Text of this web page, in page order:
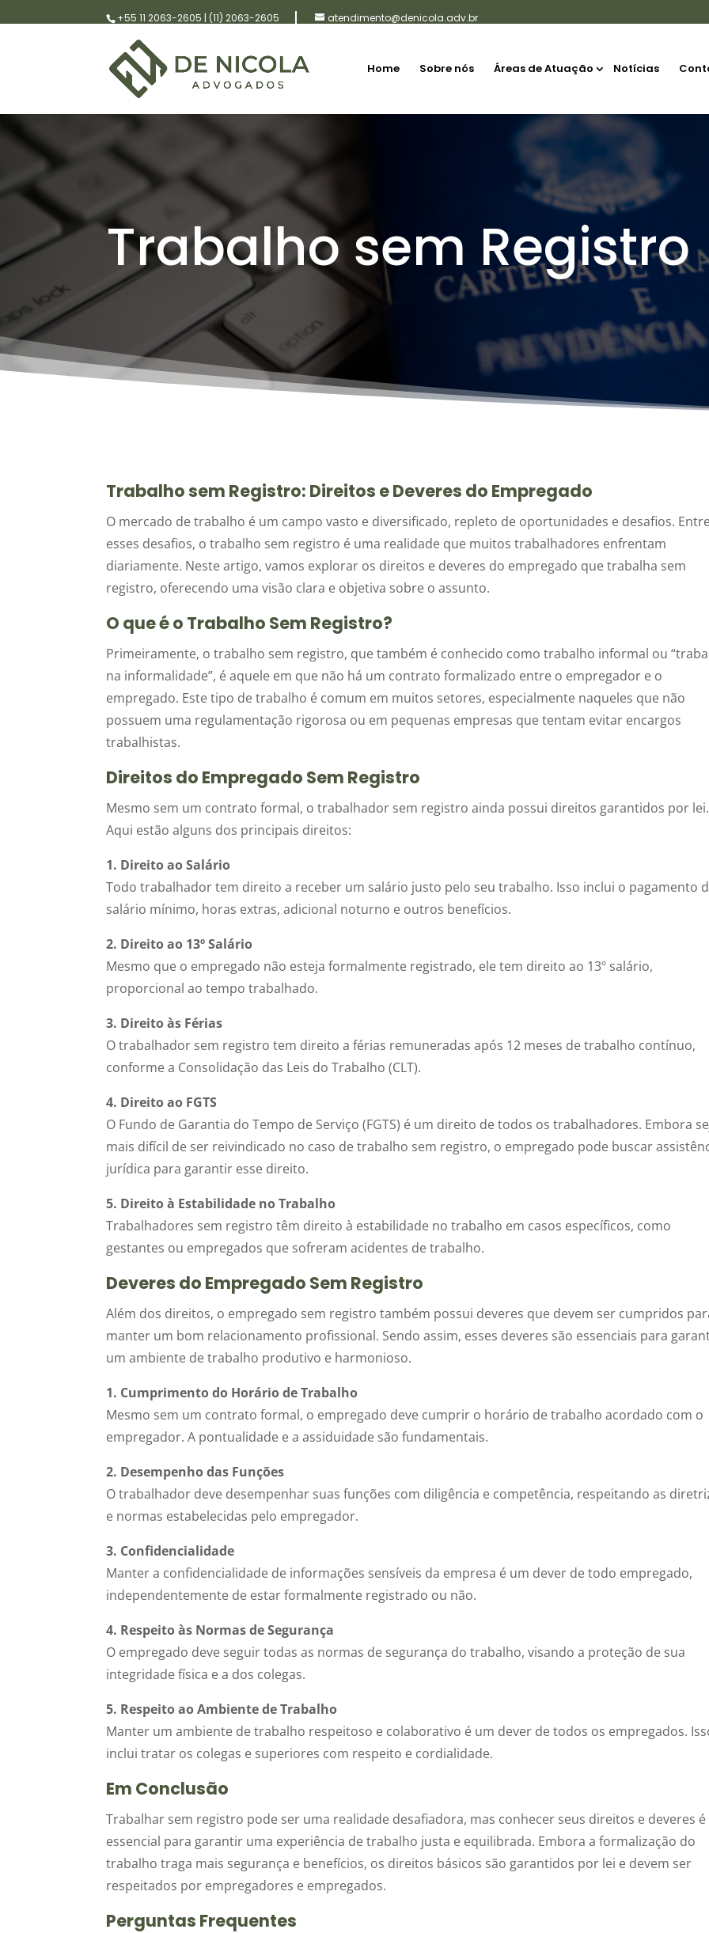
+55 11 2063-2605 | (11) 2063-2605 atendimento@denicola.adv.br
Home Sobre nós Áreas de Atuação Notícias
Trabalho sem Registro
Trabalho sem Registro: Direitos e Deveres do Empregado
O mercado de trabalho é um campo vasto e diversificado, repleto de oportunidades e desafios.
esses desafios, o trabalho sem registro é uma realidade que muitos trabalhadores enfrentam
diariamente. Neste artigo, vamos explorar os direitos e deveres do empregado que trabalha sem
registro, oferecendo uma visão clara e objetiva sobre o assunto.
O que é o Trabalho Sem Registro?
Primeiramente, o trabalho sem registro, que também é conhecido como trabalho informal ou
na informalidade”, é aquele em que não há um contrato formalizado entre o empregador e o
empregado. Este tipo de trabalho é comum em muitos setores, especialmente naqueles que não
possuem uma regulamentação rigorosa ou em pequenas empresas que tentam evitar encargos
trabalhistas.
Direitos do Empregado Sem Registro
Mesmo sem um contrato formal, o trabalhador sem registro ainda possui direitos garantidos por lei.
Aqui estão alguns dos principais direitos:
1. Direito ao Salário
Todo trabalhador tem direito a receber um salário justo pelo seu trabalho. Isso inclui o pagamento
salário mínimo, horas extras, adicional noturno e outros benefícios.
2. Direito ao 13º Salário
Mesmo que o empregado não esteja formalmente registrado, ele tem direito ao 13º salário,
proporcional ao tempo trabalhado.
3. Direito às Férias
O trabalhador sem registro tem direito a férias remuneradas após 12 meses de trabalho contínuo,
conforme a Consolidação das Leis do Trabalho (CLT).
4. Direito ao FGTS
O Fundo de Garantia do Tempo de Serviço (FGTS) é um direito de todos os trabalhadores. Embora
mais difícil de ser reivindicado no caso de trabalho sem registro, o empregado pode buscar
jurídica para garantir esse direito.
5. Direito à Estabilidade no Trabalho
Trabalhadores sem registro têm direito à estabilidade no trabalho em casos específicos, como
gestantes ou empregados que sofreram acidentes de trabalho.
Deveres do Empregado Sem Registro
Além dos direitos, o empregado sem registro também possui deveres que devem ser cumpridos
manter um bom relacionamento profissional. Sendo assim, esses deveres são essenciais para
um ambiente de trabalho produtivo e harmonioso.
1. Cumprimento do Horário de Trabalho
Mesmo sem um contrato formal, o empregado deve cumprir o horário de trabalho acordado com o
empregador. A pontualidade e a assiduidade são fundamentais.
2. Desempenho das Funções
O trabalhador deve desempenhar suas funções com diligência e competência, respeitando as
e normas estabelecidas pelo empregador.
3. Confidencialidade
Manter a confidencialidade de informações sensíveis da empresa é um dever de todo empregado,
independentemente de estar formalmente registrado ou não.
4. Respeito às Normas de Segurança
O empregado deve seguir todas as normas de segurança do trabalho, visando a proteção de sua
integridade física e a dos colegas.
5. Respeito ao Ambiente de Trabalho
Manter um ambiente de trabalho respeitoso e colaborativo é um dever de todos os empregados.
inclui tratar os colegas e superiores com respeito e cordialidade.
Em Conclusão
Trabalhar sem registro pode ser uma realidade desafiadora, mas conhecer seus direitos e deveres é
essencial para garantir uma experiência de trabalho justa e equilibrada. Embora a formalização do
trabalho traga mais segurança e benefícios, os direitos básicos são garantidos por lei e devem ser
respeitados por empregadores e empregados.
Perguntas Frequentes